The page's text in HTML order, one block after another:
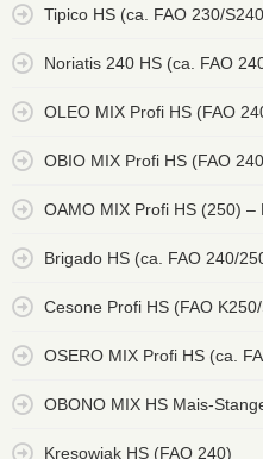
Tipico HS (ca. FAO 230/
Noriatis 240 HS (ca. FAO
OLEO MIX Profi HS (FAO
OBIO MIX Profi HS (FAO
OAMO MIX Profi HS (250) –
Brigado HS (ca. FAO 240/
Cesone Profi HS (FAO
OSERO MIX Profi HS (ca.
OBONO MIX HS Mais-
Kresowiak HS (FAO 240)